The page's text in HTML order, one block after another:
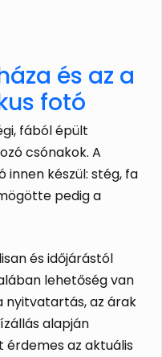
és az a
fotó
fából épült
csónakok. A
innen készül: stég, fa
pedig a
és időjárástól
lehetőség van
nyitvatartás, az árak
alapján
érdemes az aktuális